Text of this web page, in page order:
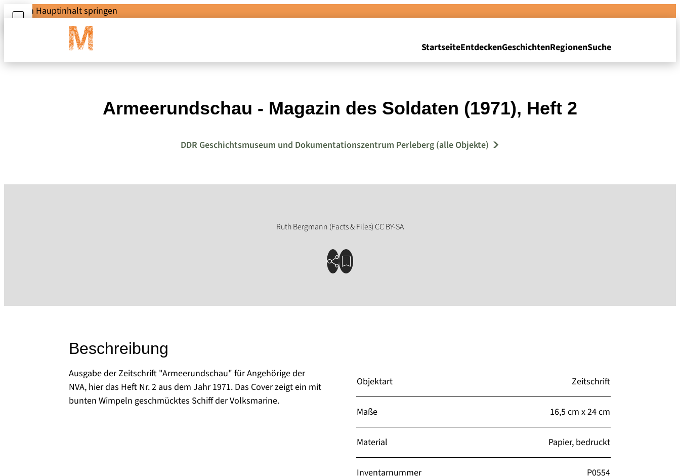
Zum Hauptinhalt springen
StartseiteEntdeckenGeschichtenRegionenSuche
Armeerundschau - Magazin des Soldaten (1971), Heft 2
DDR Geschichtsmuseum und Dokumentationszentrum Perleberg (alle Objekte)
Beschreibung
Ausgabe der Zeitschrift "Armeerundschau" für Angehörige der
NVA, hier das Heft Nr. 2 aus dem Jahr 1971. Das Cover zeigt ein mit
bunten Wimpeln geschmücktes Schiff der Volksmarine.
Objektart Zeitschrift
Maße 16,5 cm x 24 cm
Material Papier, bedruckt
Inventarnummer P0554